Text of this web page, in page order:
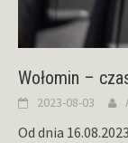
Wołomin –
2023-08-03
Od dnia